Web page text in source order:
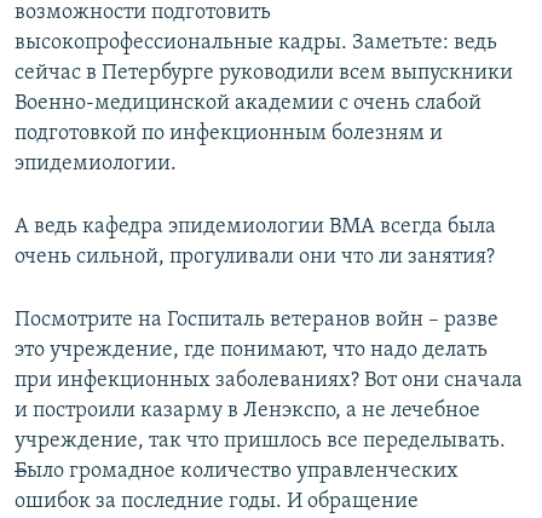
возможности подготовить
высокопрофессиональные кадры. Заметьте: ведь
сейчас в Петербурге руководили всем выпускники
Военно-медицинской академии с очень слабой
подготовкой по инфекционным болезням и
эпидемиологии.
А ведь кафедра эпидемиологии ВМА всегда была
очень сильной, прогуливали они что ли занятия?
Посмотрите на Госпиталь ветеранов войн – разве
это учреждение, где понимают, что надо делать
при инфекционных заболеваниях? Вот они сначала
и построили казарму в Ленэкспо, а не лечебное
учреждение, так что пришлось все переделывать.
Было громадное количество управленческих
ошибок за последние годы. И обращение